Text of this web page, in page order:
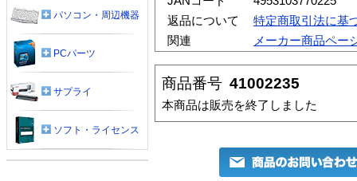
返品について
特定商取引法に基
関連
メーカー商品ペー
商品番号 41002235
本商品は販売を終了しました
パソコン・周辺機器
PCパーツ
サプライ
ソフト・ライセンス